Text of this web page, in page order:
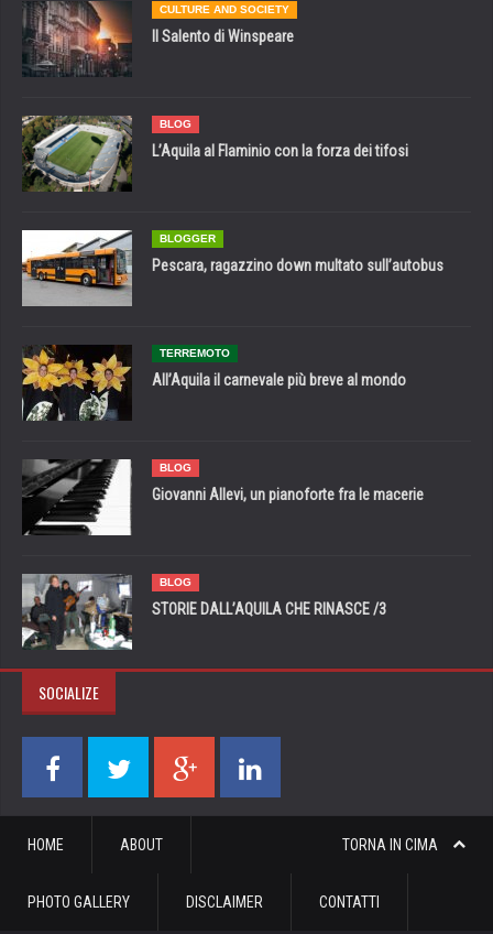
CULTURE AND SOCIETY
Il Salento di Winspeare
BLOG
L’Aquila al Flaminio con la forza dei tifosi
BLOGGER
Pescara, ragazzino down multato sull’autobus
TERREMOTO
All’Aquila il carnevale più breve al mondo
BLOG
Giovanni Allevi, un pianoforte fra le macerie
BLOG
STORIE DALL’AQUILA CHE RINASCE /3
SOCIALIZE
TORNA IN CIMA
HOME ABOUT
PHOTO GALLERY DISCLAIMER CONTATTI